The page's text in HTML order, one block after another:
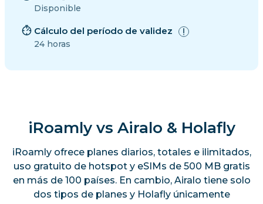
Disponible
Cálculo del período de validez
24 horas
iRoamly vs Airalo & Holafly
iRoamly ofrece planes diarios, totales e ilimitados,
uso gratuito de hotspot y eSIMs de 500 MB gratis
en más de 100 países. En cambio, Airalo tiene solo
dos tipos de planes y Holafly únicamente